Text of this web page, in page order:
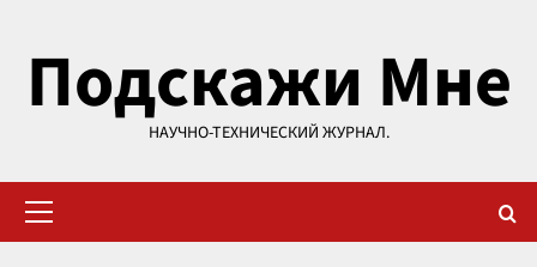
содержимому
Подскажи Мне
НАУЧНО-ТЕХНИЧЕСКИЙ ЖУРНАЛ.
меню